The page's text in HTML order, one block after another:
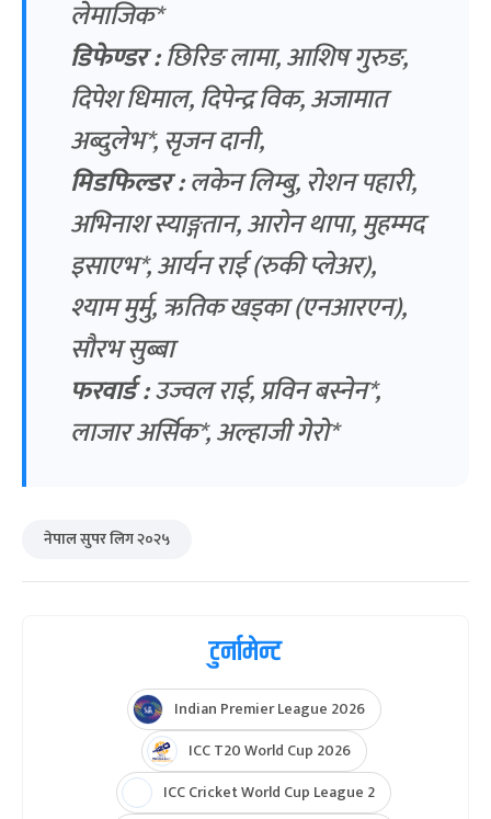
लेमाजिक*
डिफेण्डर :छिरिङ लामा, आशिष गुरुङ,
दिपेश धिमाल, दिपेन्द्र विक, अजामात
अब्दुलेभ*, सृजन दानी,
मिडफिल्डर :लकेन लिम्बु, रोशन पहारी,
अभिनाश स्याङ्गतान, आरोन थापा, मुहम्मद
इसाएभ*, आर्यन राई (रुकी प्लेअर),
श्याम मुर्मु, ऋतिक खड्का (एनआरएन),
सौरभ सुब्बा
फरवार्ड :उज्वल राई, प्रविन बस्नेन*,
लाजार अर्सिक*, अल्हाजी गेरो*
नेपाल सुपर लिग २०२५
टुर्नामेन्ट
Indian Premier League 2026
ICC T20 World Cup 2026
ICC Cricket World Cup League 2